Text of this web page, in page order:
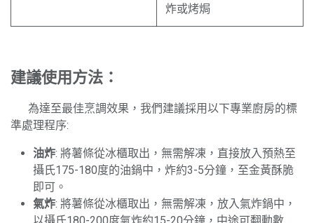
炸或烤焗
建議使用方法：
​為達至最佳烹調效果，我們建議採用以下專業廚房的標
準處理程序:
油炸: 將薯條從冰櫃取出，無需解凍，直接放入預熱至
攝氏175-180度的油鍋中，炸約3-5分鐘，至金黃酥脆
即可。
氣炸: 將薯條從冰櫃取出，無需解凍，放入氣炸鍋中，